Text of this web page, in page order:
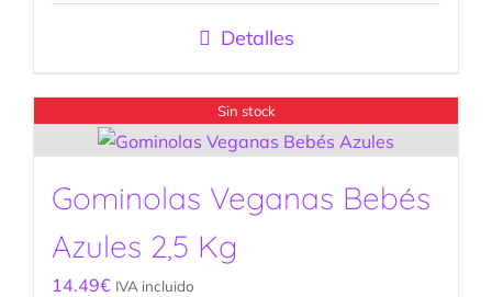
Detalles
Sin stock
Gominolas Veganas Bebés
Azules 2,5 Kg
14.49€ IVA incluido